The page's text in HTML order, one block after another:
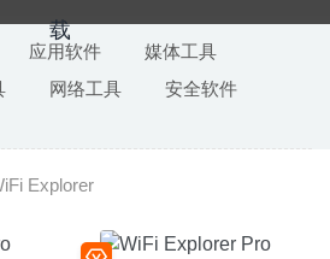
应用软件
媒体工具
网络工具
安全软件
Explorer
专业的plist及json编辑器
Mac 中文版-最好用的PDF工具之一